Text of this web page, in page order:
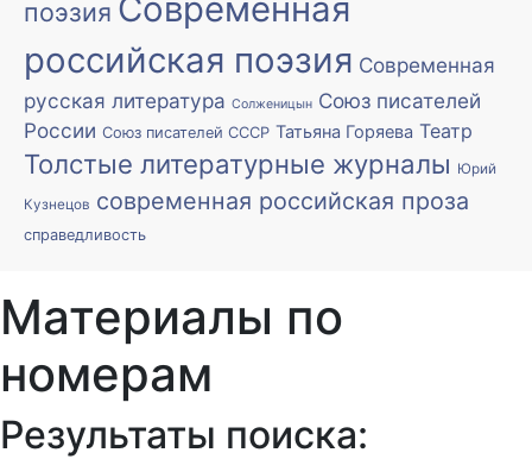
поэзия Современная
российская поэзия Современная
русская литература Солженицын Союз писателей
России Союз писателей СССР Татьяна Горяева Театр
Толстые литературные журналы Юрий
Кузнецов современная российская проза
справедливость
Материалы по
номерам
Результаты поиска: